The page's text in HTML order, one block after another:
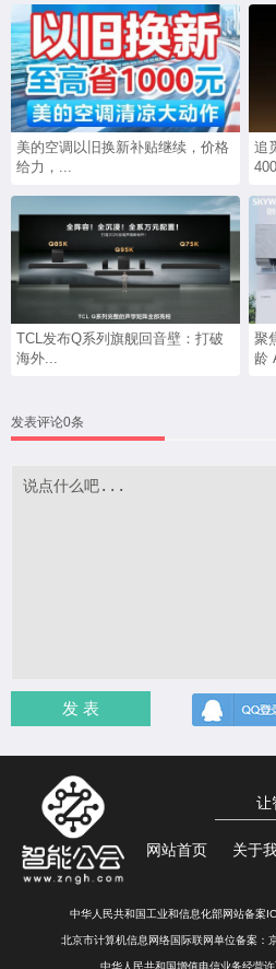
美的空调以旧换新补贴继续，价格
给力，...
追
TCL发布Q系列旗舰回音壁：打破
海外...
聚
龄
发表评论0条
发 表
让
网站首页 关于
中华人民共和国工业和信息化部网站备案
北京市计算机信息网络国际联网单位备案：
中华人民共和国增值电信业务经营